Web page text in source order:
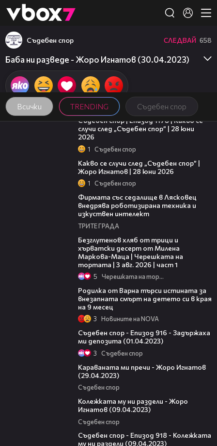
👾
Всички TRENDING Съдебен спор
Съдебен спор СЛЕДВАЙ 658
Баба ни разведе - Жоро Игнатов (30.04.2023)
47:02
Съдебен спор | Епизод 1178 | Какво се
случи след „Съдебен спор” | 28 юни
2026
1 Съдебен спор
Какво се случи след „Съдебен спор” |
Жоро Игнатов | 28 юни 2026
1 Съдебен спор
Фирмата със седалище в Лясковец
внедрява роботизирана техника и
изкуствен интелект
ТРИТЕ ГРАДА
Безглутенов хляб от трици и
хърватски десерт от Милена
Маркова-Маца | Черешката на
тортата | 3 авг. 2026 | част 1
5 Черешката на тортата
Родилка от Варна търси истината за
внезапната смърт на детето си в края
на 9 месец
3 Новините на NOVA
Съдебен спор - Епизод 916 - Задържаха
ми депозита (01.04.2023)
3 Съдебен спор
Караваната ми пречи - Жоро Игнатов
(29.04.2023)
Съдебен спор
Колежката му ни раздели - Жоро
Игнатов (09.04.2023)
Съдебен спор
Съдебен спор - Епизод 918 - Колежката
му ни раздели (09.04.2023)